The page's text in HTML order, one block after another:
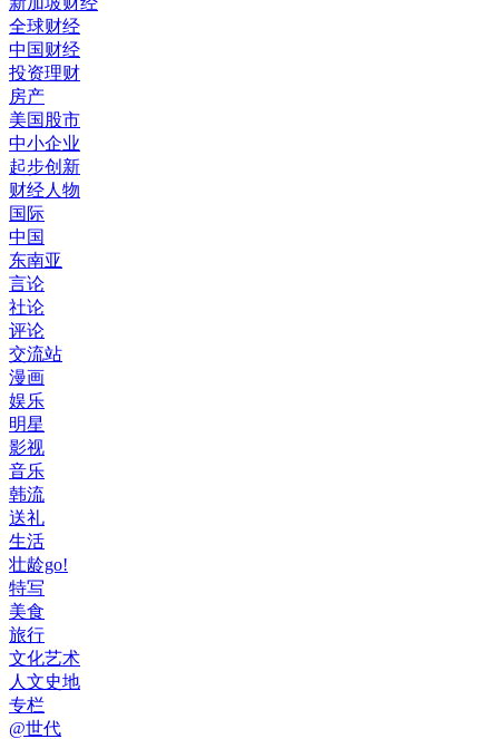
全球财经
中国财经
投资理财
房产
美国股市
中小企业
起步创新
财经人物
国际
中国
东南亚
言论
社论
评论
交流站
漫画
娱乐
明星
影视
音乐
韩流
送礼
生活
壮龄go!
特写
美食
旅行
文化艺术
人文史地
专栏
@世代